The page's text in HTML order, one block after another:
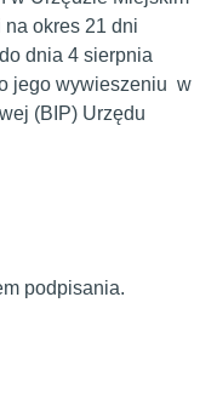
okres 21 dni
dnia 4 sierpnia
jego wywieszeniu w
(BIP) Urzędu
podpisania.